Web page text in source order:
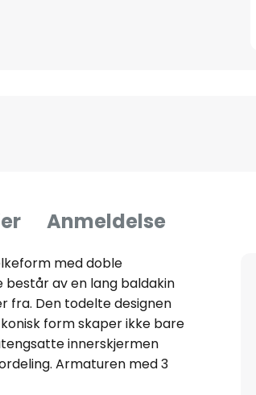
Anmeldelse
med doble
av en lang baldakin
fra. Den todelte designen
form skaper ikke bare
innerskjermen
Armaturen med 3
lyskilde for et langt